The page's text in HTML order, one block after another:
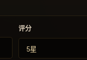
评分